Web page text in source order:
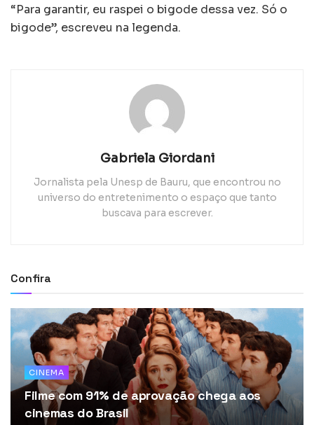
“Para garantir, eu raspei o bigode dessa vez. Só o
bigode”, escreveu na legenda.
Gabriela Giordani
Jornalista pela Unesp de Bauru, que encontrou no
universo do entretenimento o espaço que tanto
buscava para escrever.
Confira
CINEMA
Filme com 91% de aprovação chega aos
cinemas do Brasil